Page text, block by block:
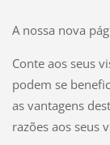
A nossa nova
Conte aos seus
podem se
as vantagens
razões aos seus